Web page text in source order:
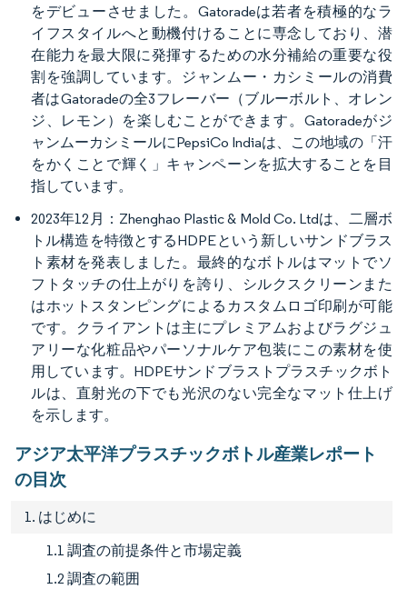
をデビューさせました。Gatoradeは若者を積極的なラ
イフスタイルへと動機付けることに専念しており、潜
在能力を最大限に発揮するための水分補給の重要な役
割を強調しています。ジャンムー・カシミールの消費
者はGatoradeの全3フレーバー（ブルーボルト、オレン
ジ、レモン）を楽しむことができます。Gatoradeがジ
ャンムーカシミールにPepsiCo Indiaは、この地域の「汗
をかくことで輝く」キャンペーンを拡大することを目
指しています。
2023年12月：Zhenghao Plastic & Mold Co. Ltdは、二層ボ
トル構造を特徴とするHDPEという新しいサンドブラス
ト素材を発表しました。最終的なボトルはマットでソ
フトタッチの仕上がりを誇り、シルクスクリーンまた
はホットスタンピングによるカスタムロゴ印刷が可能
です。クライアントは主にプレミアムおよびラグジュ
アリーな化粧品やパーソナルケア包装にこの素材を使
用しています。HDPEサンドブラストプラスチックボト
ルは、直射光の下でも光沢のない完全なマット仕上げ
を示します。
アジア太平洋プラスチックボトル産業レポート
の目次
1. はじめに
1.1 調査の前提条件と市場定義
1.2 調査の範囲